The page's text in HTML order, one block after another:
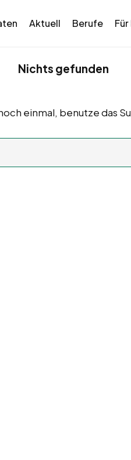
Aktuell Berufe
Nichts gefunden
einmal, benutze das